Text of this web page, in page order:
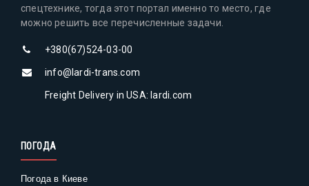
спецтехнике, тогда этот портал именно то место, где
можно решить все перечисленные задачи.
+380(67)524-03-00
info@lardi-trans.com
Freight Delivery in USA: lardi.com
ПОГОДА
Погода в Киеве